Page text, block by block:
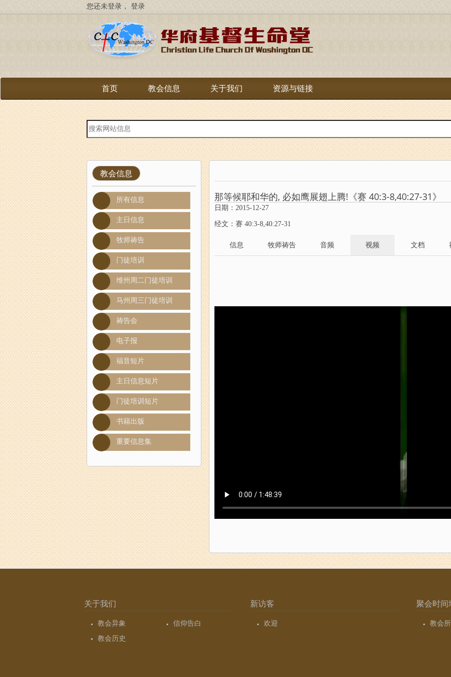
转
您还未登录， 登录
首页 教会信息 关于我们 资源与链接
站
内
搜
索
教会信息
所有信息
主日信息
牧师祷告
门徒培训
维州周二门徒培训
马州周三门徒培训
祷告会
电子报
福音短片
主日信息短片
门徒培训短片
书籍出版
重要信息集
那等候耶和华的, 必如鹰展翅上腾!《赛 40:3-8,40:27-31》
日期：2015-12-27
经文：赛 40:3-8,40:27-31
信息 牧师祷告 音频 视频 文档
关于我们
教会异象
信仰告白
教会历史
新访客
欢迎
聚会时间
教会